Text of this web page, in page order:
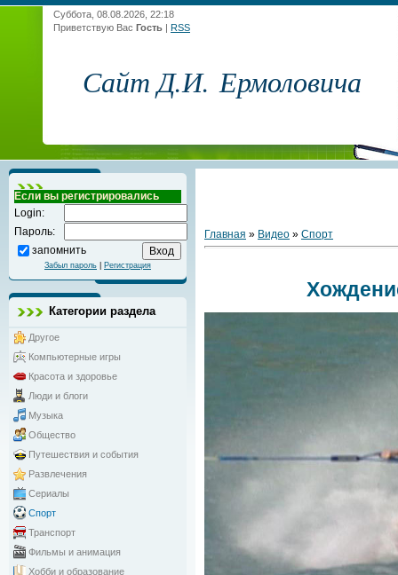
Суббота, 08.08.2026, 22:18
Приветствую Вас Гость | RSS
Сайт Д.И. Ермоловича
Если вы регистрировались
Login:
Пароль:
запомнить
Забыл пароль Регистрация
Категории раздела
Другое
Компьютерные игры
Красота и здоровье
Люди и блоги
Музыка
Общество
Путешествия и события
Развлечения
Сериалы
Спорт
Транспорт
Фильмы и анимация
Хобби и образование
Главная » Видео » Спорт